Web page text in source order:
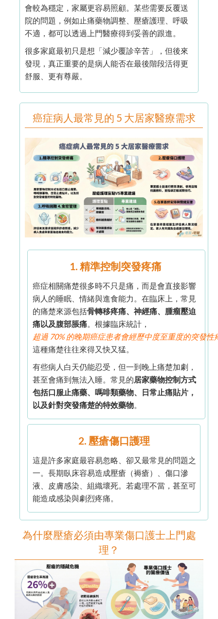
會較為穩定，家屬更容易照顧。某些需要反覆送
院的問題，例如止痛藥物調整、壓瘡護理、呼吸
不適，都可以透過上門醫療得到妥善的跟進。
很多家庭最初只是想「減少覆診辛苦」，但後來
發現，真正重要的是病人能否在最後階段活得更
舒服、更有尊嚴。
癌症病人最常見的 5 大居家醫療需求
1. 精準控制突發疼痛
癌症相關痛楚很多時不只是痛，而是會直接影響
病人的睡眠、情緒與進食能力。在臨床上，常見
的痛楚來源包括骨轉移疼痛、神經痛、腫瘤壓迫
痛以及腹部脹痛。根據臨床統計，
超過 70% 的晚期癌症患者會經歷中度至重度的突發性
這種痛楚往往來得又快又猛。
有些病人白天仍能忍受，但一到晚上痛楚加劇，
甚至會痛到無法入睡。常見的居家藥物控制方式
包括口服止痛藥、嗎啡類藥物、日常止痛貼片，
以及針對突發痛楚的特效藥物。
2. 壓瘡傷口護理
這是許多家庭最容易忽略、卻又最常見的問題之
一。長期臥床容易造成壓瘡（褥瘡）、傷口滲
液、皮膚感染、組織壞死。若處理不當，甚至可
能造成感染與劇烈疼痛。
為什麼壓瘡必須由專業傷口護士上門處
理？